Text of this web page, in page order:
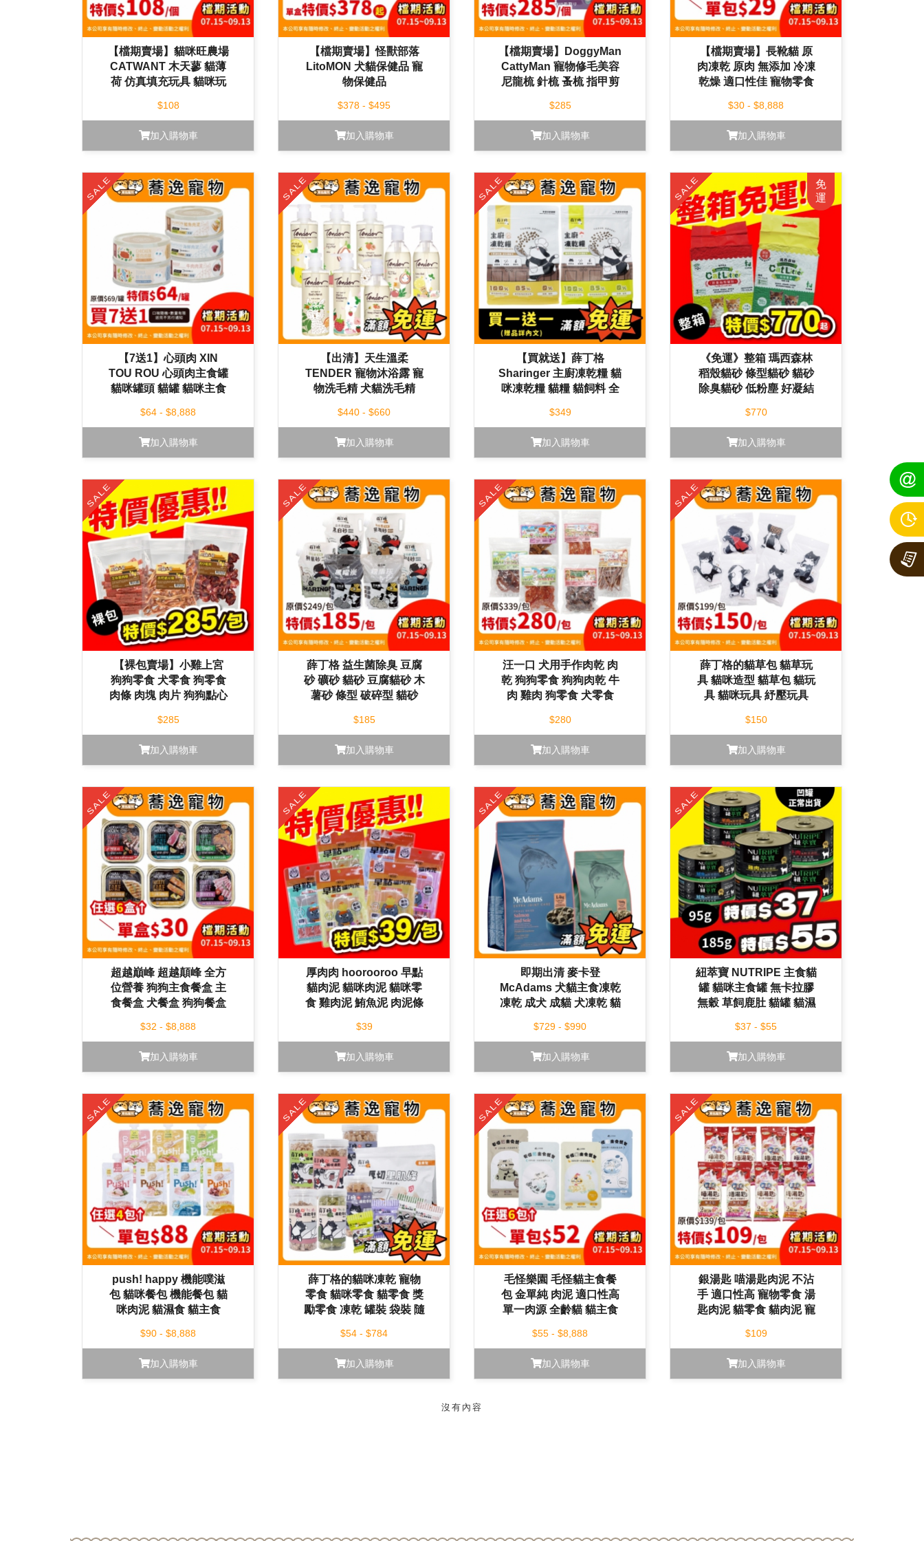
【檔期賣場】貓咪旺農場
CATWANT 木天蓼 貓薄
荷 仿真填充玩具 貓咪玩
$108
加入購物車
【檔期賣場】怪獸部落
LitoMON 犬貓保健品 寵
物保健品
$378 - $495
加入購物車
【檔期賣場】DoggyMan
CattyMan 寵物修毛美容
尼龍梳 針梳 蚤梳 指甲剪
$285
加入購物車
【檔期賣場】長靴貓 原
肉凍乾 原肉 無添加 冷凍
乾燥 適口性佳 寵物零食
$30 - $8,888
加入購物車
【7送1】心頭肉 XIN
TOU ROU 心頭肉主食罐
貓咪罐頭 貓罐 貓咪主食
$64 - $8,888
加入購物車
【出清】天生溫柔
TENDER 寵物沐浴露 寵
物洗毛精 犬貓洗毛精
$440 - $660
加入購物車
【買就送】薛丁格
Sharinger 主廚凍乾糧 貓
咪凍乾糧 貓糧 貓飼料 全
飼料
$349
加入購物車
《免運》整箱 瑪西森林
稻殼貓砂 條型貓砂 貓砂
除臭貓砂 低粉塵 好凝結
$770
加入購物車
【裸包賣場】小雞上宮
狗狗零食 犬零食 狗零食
肉條 肉塊 肉片 狗狗點心
$285
加入購物車
薛丁格 益生菌除臭 豆腐
砂 礦砂 貓砂 豆腐貓砂 木
薯砂 條型 破碎型 貓砂
$185
加入購物車
汪一口 犬用手作肉乾 肉
乾 狗狗零食 狗狗肉乾 牛
肉 雞肉 狗零食 犬零食
$280
加入購物車
薛丁格的貓草包 貓草玩
具 貓咪造型 貓草包 貓玩
具 貓咪玩具 紓壓玩具
$150
加入購物車
超越巔峰 超越顛峰 全方
位營養 狗狗主食餐盒 主
食餐盒 犬餐盒 狗狗餐盒
$32 - $8,888
加入購物車
厚肉肉 hoorooroo 早點
貓肉泥 貓咪肉泥 貓咪零
食 雞肉泥 鮪魚泥 肉泥條
$39
加入購物車
即期出清 麥卡登
McAdams 犬貓主食凍乾
凍乾 成犬 成貓 犬凍乾 貓
$729 - $990
加入購物車
紐萃寶 NUTRIPE 主食貓
罐 貓咪主食罐 無卡拉膠
無穀 草飼鹿肚 貓罐 貓濕
$37 - $55
加入購物車
push! happy 機能噗滋
包 貓咪餐包 機能餐包 貓
咪肉泥 貓濕食 貓主食
$90 - $8,888
加入購物車
薛丁格的貓咪凍乾 寵物
零食 貓咪零食 貓零食 獎
勵零食 凍乾 罐裝 袋裝 隨
$54 - $784
加入購物車
毛怪樂園 毛怪貓主食餐
包 金單純 肉泥 適口性高
單一肉源 全齡貓 貓主食
$55 - $8,888
加入購物車
銀湯匙 喵湯匙肉泥 不沾
手 適口性高 寵物零食 湯
匙肉泥 貓零食 貓肉泥 寵
$109
加入購物車
沒有內容